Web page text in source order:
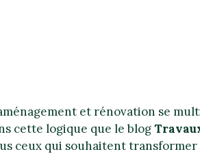
et rénovation se
cette logique que le blog
ceux qui souhaitent